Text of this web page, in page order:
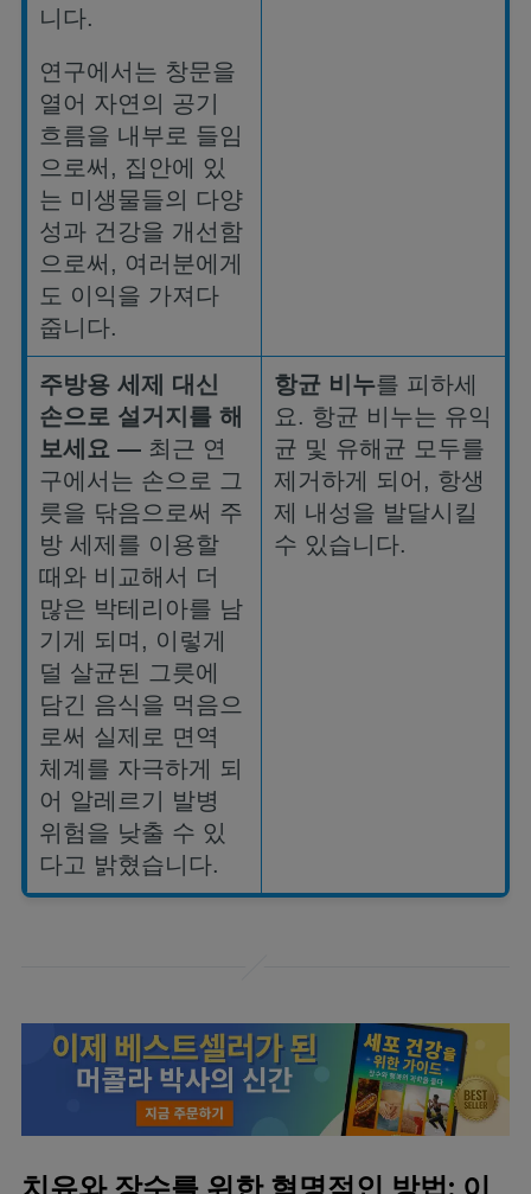
니다.
연구에서는 창문을
열어 자연의 공기
흐름을 내부로 들임
으로써 , 집안에
있
는 미생물들의
다양
성과 건강을 개선함
으로써 , 여러분에게
도 이익을 가져다
줍니다.
주방용 세제
대신
손으로 설거지를 해
보세요 — 최근 연
구에서는 손으로 그
릇을 닦음으로써 주
방 세제를 이용할
때와 비교해서 더
많은 박테리아를 남
기게
되며 , 이렇게
덜 살균된
그릇에
담긴 음식을 먹음으
로써 실제로 면역
체계를 자극하게
되
어 알레르기
발병
위험을 낮출 수 있
다고 밝혔습니다.
항균 비누를 피하세
요 . 항균 비누는 유익
균 및 유해균 모두를
제거하게
되어 , 항생
제
내성을 발달시킬
수 있습니다.